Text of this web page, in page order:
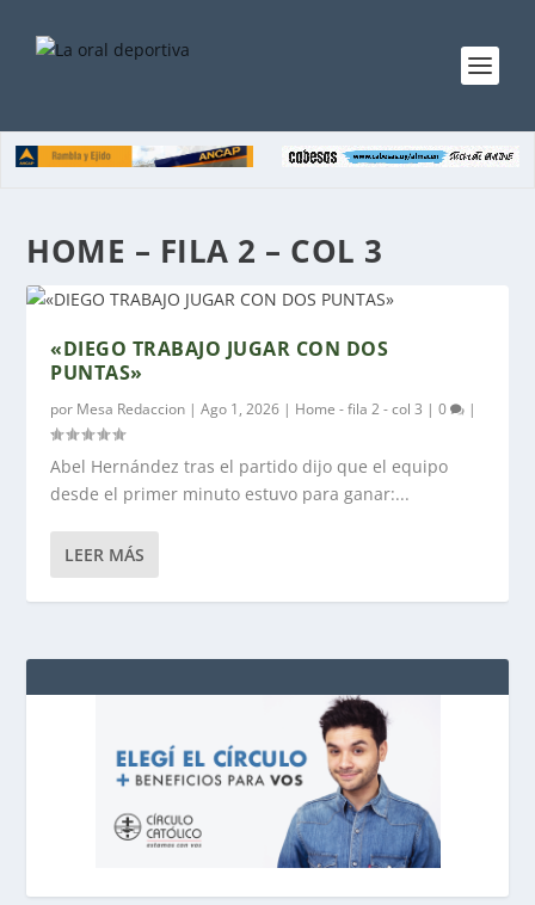
HOME – FILA 2 – COL 3
«DIEGO TRABAJO JUGAR CON DOS
PUNTAS»
por Mesa Redaccion |Ago 1, 2026 | Home - fila 2 - col 3 |0 |
Abel Hernández tras el partido dijo que el equipo
desde el primer minuto estuvo para ganar:...
LEER MÁS